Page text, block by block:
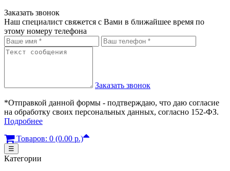
Заказать звонок
Наш специалист свяжется с Вами в ближайшее время по
этому номеру телефона
Заказать звонок
*Отправкой данной формы - подтверждаю, что даю согласие
на обработку своих персональных данных, согласно 152-ФЗ.
Подробнее
Товаров: 0 (0.00 р.)
☰
Категории